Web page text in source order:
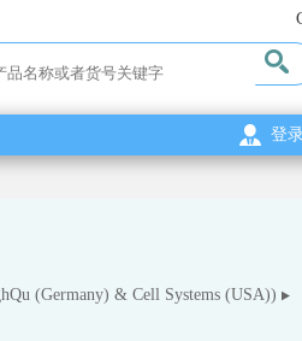
登
(Germany) & Cell Systems (USA))